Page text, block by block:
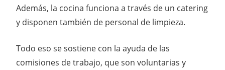
Además, la cocina funciona a través de un catering
y disponen también de personal de limpieza.
Todo eso se sostiene con la ayuda de las
comisiones de trabajo, que son voluntarias y